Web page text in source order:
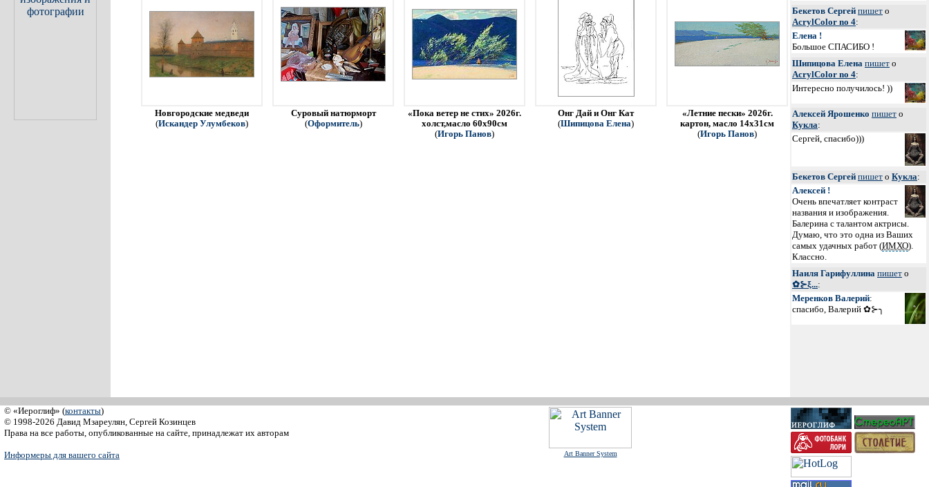
Новгородские медведи
(Искандер Улумбеков)
Суровый натюрморт
(Оформитель)
«Пока ветер не стих» 2026г.
холст,масло 60х90см
(Игорь Панов)
Онг Дай и Онг Кат
(Шипицова Елена)
«Летние пески» 2026г.
картон, масло 14х31см
(Игорь Панов)
Бекетов Сергей пишет о
AcrylColor no 4:
Елена !
Большое СПАСИБО !
Шипицова Елена пишет о
AcrylColor no 4:
Интересно получилось! ))
Алексей Ярошенко пишет о
Кукла:
Сергей, спасибо)))
Бекетов Сергей пишет о Кукла:
Алексей !
Очень впечатляет контраст
названия и изображения.
Балерина с талантом актрисы.
Думаю, что это одна из Ваших
самых удачных работ (ИМХО).
Классно.
Наиля Гарифуллина пишет о
✿⊱ξ...:
Меренков Валерий:
спасибо, Валерий ✿⊱╮
© «Иероглиф» (контакты)
© 1998-2026 Давид Мзареулян, Сергей Козинцев
Права на все работы, опубликованные на сайте, принадлежат их авторам
Информеры для вашего сайта Art Banner System